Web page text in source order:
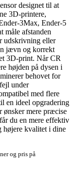
designet til at
3D-printere,
3Max, Ender-5
måle afstanden
udskrivning eller
jævn og korrekt
3D-print. Når CR
højden på dysen i
behovet for
under
med flere
en ideel opgradering
ønsker mere præcise
du en mere effektiv
højere kvalitet i dine
og pris på